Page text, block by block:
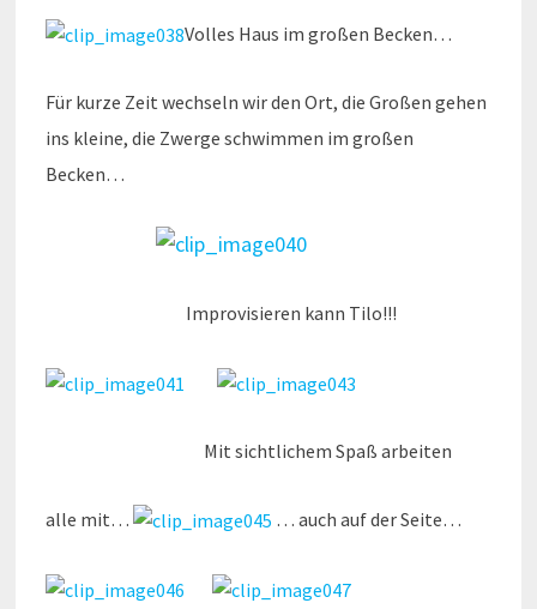
Volles Haus im großen Becken…
Für kurze Zeit wechseln wir den Ort, die Großen gehen
ins kleine, die Zwerge schwimmen im großen
Becken…
Improvisieren kann Tilo!!!
Mit sichtlichem Spaß arbeiten
alle mit… … auch auf der Seite…